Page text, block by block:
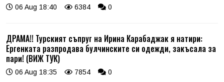
06 Aug 18:40 6384 0
ДРАМА!! Турският съпруг на Ирина Карабаджак я натири:
Ергенката разпродава булчинските си одежди, закъсала за
пари! (ВИЖ ТУК)
06 Aug 18:35 7854 0